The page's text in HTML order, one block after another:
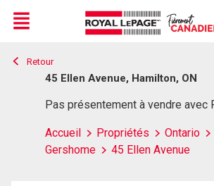
Live
En Direct
Menu
Retour
45 Ellen Avenue, Hamilton, ON
Pas présentement à vendre avec
Accueil Propriétés Ontario
Gershome
45 Ellen Avenue